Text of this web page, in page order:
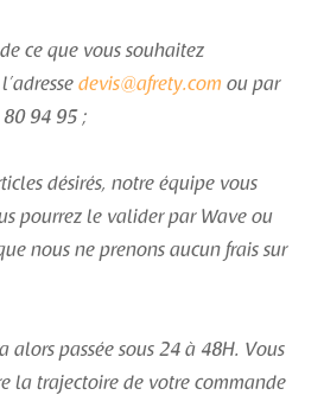
ce que vous souhaitez
devis@afrety.com ou par
80 94 95 ;
désirés, notre équipe vous
pourrez le valider par Wave ou
nous ne prenons aucun frais sur
alors passée sous 24 à 48H. Vous
la trajectoire de votre commande